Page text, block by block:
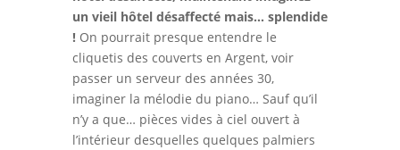
un vieil hôtel désaffecté mais… splendide
!On pourrait presque entendre le
cliquetis des couverts en Argent, voir
passer un serveur des années 30,
imaginer la mélodie du piano… Sauf qu’il
n’y a que… pièces vides à ciel ouvert à
l’intérieur desquelles quelques palmiers